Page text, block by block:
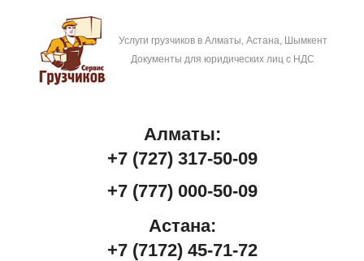
Услуги грузчиков в Алматы, Астана, Шымкент
Документы для юридических лиц с НДС
Алматы:
+7 (727) 317-50-09
+7 (777) 000-50-09
Астана:
+7 (7172) 45-71-72